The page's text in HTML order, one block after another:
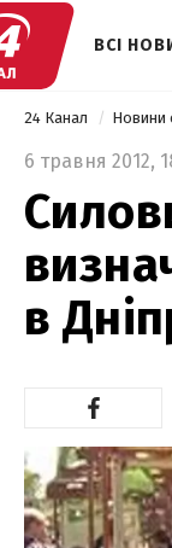
ВСІ
24 Канал Новини
6 травня 2012,
в